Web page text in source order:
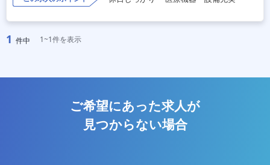
1 件中 1~1件を表示
ご希望にあった求人が
見つからない場合